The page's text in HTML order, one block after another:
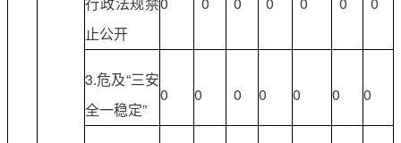
止公开
3.危及“三安
全一稳定”
0 0 0 0 0 0 0